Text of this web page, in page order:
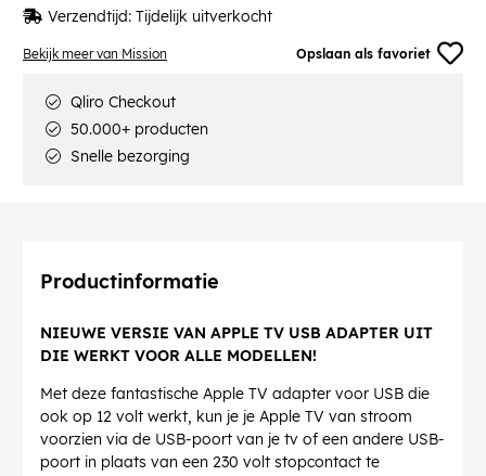
Bekijk meer van Mission Opslaan als favoriet
Verzendtijd: Tijdelijk uitverkocht
Qliro Checkout
50.000+ producten
Snelle bezorging
Productinformatie
NIEUWE VERSIE VAN APPLE TV USB ADAPTER UIT
DIE WERKT VOOR ALLE MODELLEN!
Met deze fantastische Apple TV adapter voor USB die
ook op 12 volt werkt, kun je je Apple TV van stroom
voorzien via de USB-poort van je tv of een andere USB-
poort in plaats van een 230 volt stopcontact te